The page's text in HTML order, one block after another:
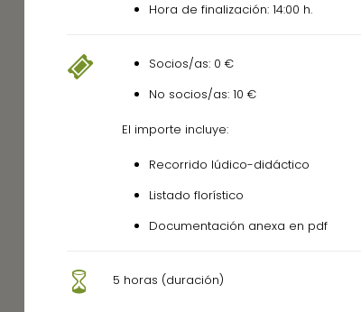
Hora de finalización: 14:00 h.
Socios/as: 0 €
No socios/as: 10 €
El importe incluye:
Recorrido lúdico-didáctico
Listado florístico
Documentación anexa en pdf
5 horas (duración)